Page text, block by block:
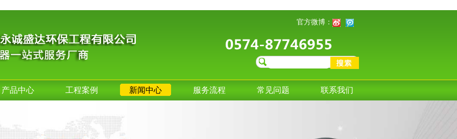
官方微博：
产品中心 工程案例 新闻中心 服务流程 常见问题 联系我们